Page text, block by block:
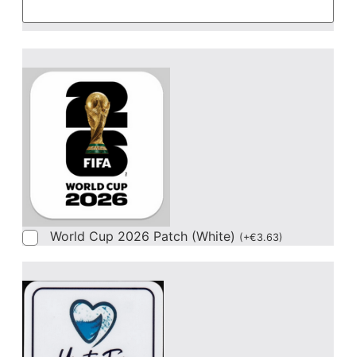
World Cup 2026 Patch (White) (+€3.63)